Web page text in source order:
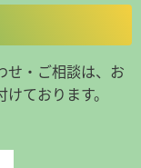
せ・ご相談は、お
ております。